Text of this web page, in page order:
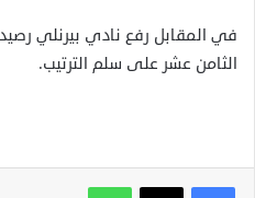
الثامن عشر على سلم الترتيب.
واتساب